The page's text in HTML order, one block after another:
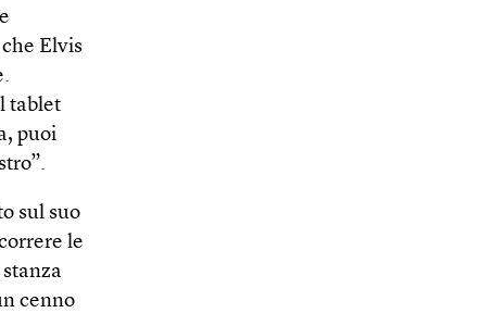
Elvis
tablet
puoi
sul suo
le
cenno